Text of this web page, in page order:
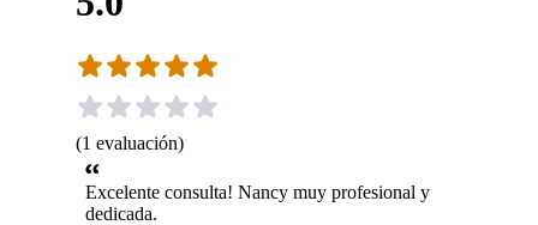
(1 evaluación)
Excelente consulta! Nancy muy profesional y
dedicada.